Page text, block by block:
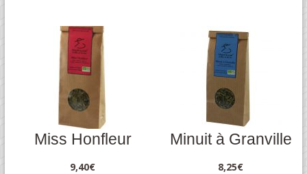
Miss Honfleur
9,40€
Minuit à Granville
8,25€